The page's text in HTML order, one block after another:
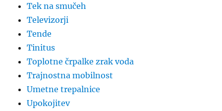
Tek na smučeh
Televizorji
Tende
Tinitus
Toplotne črpalke zrak voda
Trajnostna mobilnost
Umetne trepalnice
Upokojitev